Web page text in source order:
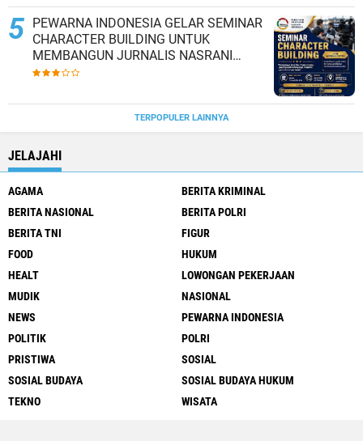
PEWARNA INDONESIA GELAR SEMINAR
CHARACTER BUILDING UNTUK
MEMBANGUN JURNALIS NASRANI
BERINTEGRITAS DAN BERDAMPAK*
TERPOPULER LAINNYA
JELAJAHI
AGAMA
BERITA KRIMINAL
BERITA NASIONAL
BERITA POLRI
BERITA TNI
FIGUR
FOOD
HUKUM
HEALT
LOWONGAN PEKERJAAN
MUDIK
NASIONAL
NEWS
PEWARNA INDONESIA
POLITIK
POLRI
PRISTIWA
SOSIAL
SOSIAL BUDAYA
SOSIAL BUDAYA HUKUM
TEKNO
WISATA